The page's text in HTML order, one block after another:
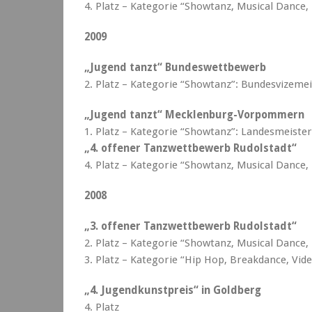
4. Platz – Kategorie “Showtanz, Musical
2009
„Jugend tanzt“ Bundeswettbewerb
2. Platz – Kategorie “Showtanz”:
„Jugend tanzt“ Mecklenburg-Vorpommern
1. Platz – Kategorie “Showtanz”:
„4. offener Tanzwettbewerb Rudolstadt“
4. Platz – Kategorie “Showtanz, Musical
2008
„3. offener Tanzwettbewerb Rudolstadt“
2. Platz – Kategorie “Showtanz, Musical
3. Platz – Kategorie “Hip Hop, Breakdance,
„4. Jugendkunstpreis“ in Goldberg
4. Platz